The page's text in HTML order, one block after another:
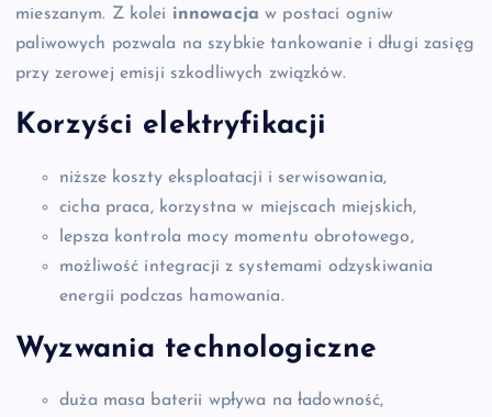
mieszanym. Z kolei innowacja w postaci ogniw
paliwowych pozwala na szybkie tankowanie i długi zasięg
przy zerowej emisji szkodliwych związków.
Korzyści elektryfikacji
niższe koszty eksploatacji i serwisowania,
cicha praca, korzystna w miejscach miejskich,
lepsza kontrola mocy momentu obrotowego,
możliwość integracji z systemami odzyskiwania
energii podczas hamowania.
Wyzwania technologiczne
duża masa baterii wpływa na ładowność,